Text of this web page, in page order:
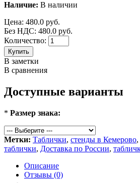
Наличие: В наличии
Цена: 480.0 руб.
Без НДС: 480.0 руб.
Количество:
Купить
В заметки
В сравнения
Доступные варианты
* Размер знака:
Метки: Таблички, стенды в Кемерово,
таблички, Доставка по России,
Описание
Отзывы (0)